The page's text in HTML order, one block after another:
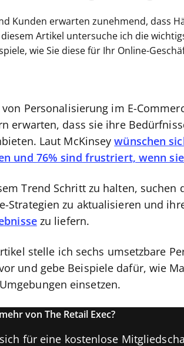
Kunden erwarten zunehmend, dass
Artikel untersuche ich die
wie Sie diese für Ihr Online-
von Personalisierung im E-
erwarten, dass sie ihre
Laut McKinseywünschen
und 76% sind frustriert, wenn
Trend Schritt zu halten,
Strategien zu aktualisieren und
zu liefern.
stelle ich sechs umsetzbare
und gebe Beispiele dafür, wie
einsetzen.
von The Retail Exec?
für eine kostenlose